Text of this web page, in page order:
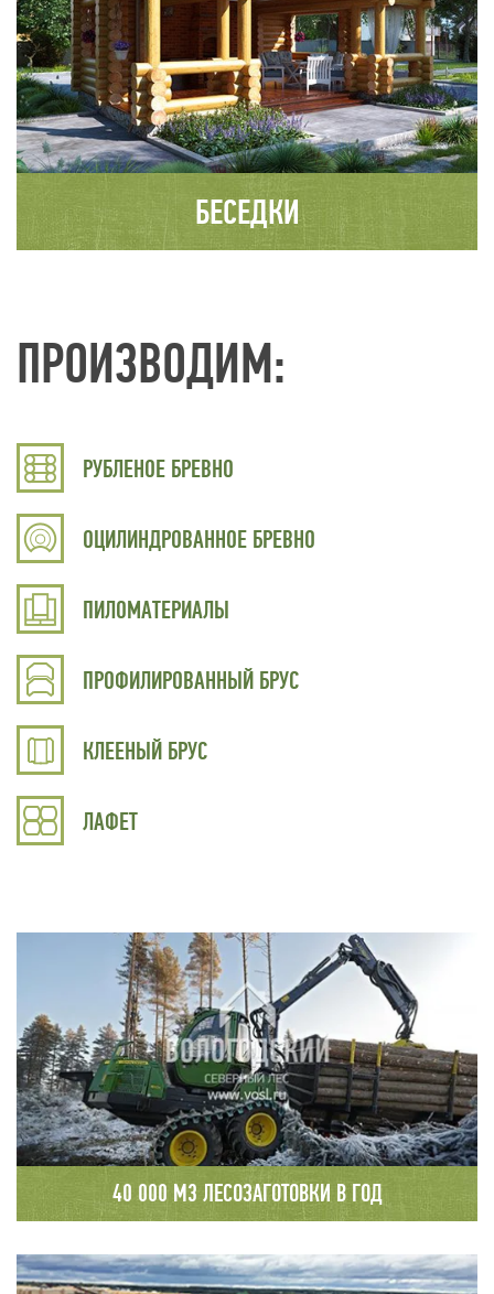
БЕСЕДКИ
ПРОИЗВОДИМ:
РУБЛЕНОЕ БРЕВНО
ОЦИЛИНДРОВАННОЕ БРЕВНО
ПИЛОМАТЕРИАЛЫ
ПРОФИЛИРОВАННЫЙ БРУС
КЛЕЕНЫЙ БРУС
ЛАФЕТ
40 000 М3 ЛЕСОЗАГОТОВКИ В ГОД
"Вологодский Северный Лес» осуществляет на
севере границ Вологодской и Архангельской